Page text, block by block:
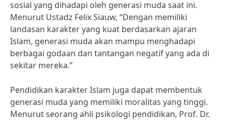
sosial yang dihadapi oleh generasi muda saat ini.
Menurut Ustadz Felix Siauw, “Dengan memiliki
landasan karakter yang kuat berdasarkan ajaran
Islam, generasi muda akan mampu menghadapi
berbagai godaan dan tantangan negatif yang ada di
sekitar mereka.”
Pendidikan karakter Islam juga dapat membentuk
generasi muda yang memiliki moralitas yang tinggi.
Menurut seorang ahli psikologi pendidikan, Prof. Dr.